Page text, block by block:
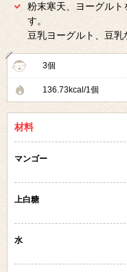
粉末寒天、ヨーグルト
す。
豆乳ヨーグルト、豆乳
3個
136.73kcal/1個
材料
マンゴー
上白糖
水